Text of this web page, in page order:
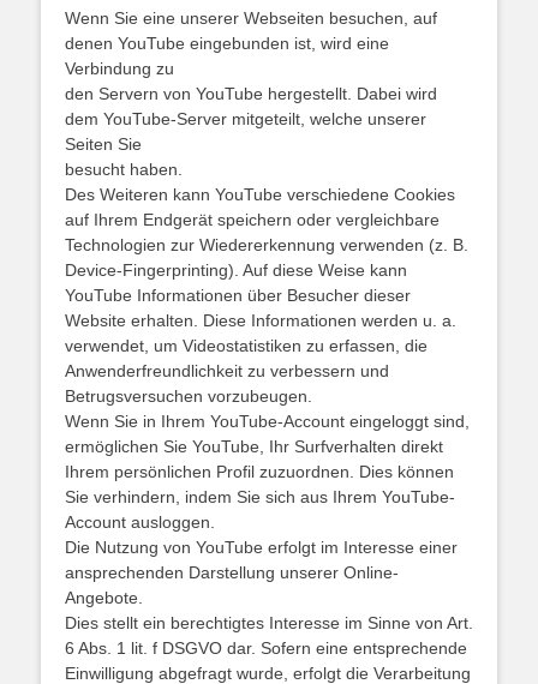
Wenn Sie eine unserer Webseiten besuchen, auf
denen YouTube eingebunden ist, wird eine
Verbindung zu
den Servern von YouTube hergestellt. Dabei wird
dem YouTube-Server mitgeteilt, welche unserer
Seiten Sie
besucht haben.
Des Weiteren kann YouTube verschiedene Cookies
auf Ihrem Endgerät speichern oder vergleichbare
Technologien zur Wiedererkennung verwenden (z. B.
Device-Fingerprinting). Auf diese Weise kann
YouTube Informationen über Besucher dieser
Website erhalten. Diese Informationen werden u. a.
verwendet, um Videostatistiken zu erfassen, die
Anwenderfreundlichkeit zu verbessern und
Betrugsversuchen vorzubeugen.
Wenn Sie in Ihrem YouTube-Account eingeloggt sind,
ermöglichen Sie YouTube, Ihr Surfverhalten direkt
Ihrem persönlichen Profil zuzuordnen. Dies können
Sie verhindern, indem Sie sich aus Ihrem YouTube-
Account ausloggen.
Die Nutzung von YouTube erfolgt im Interesse einer
ansprechenden Darstellung unserer Online-
Angebote.
Dies stellt ein berechtigtes Interesse im Sinne von Art.
6 Abs. 1 lit. f DSGVO dar. Sofern eine entsprechende
Einwilligung abgefragt wurde, erfolgt die Verarbeitung